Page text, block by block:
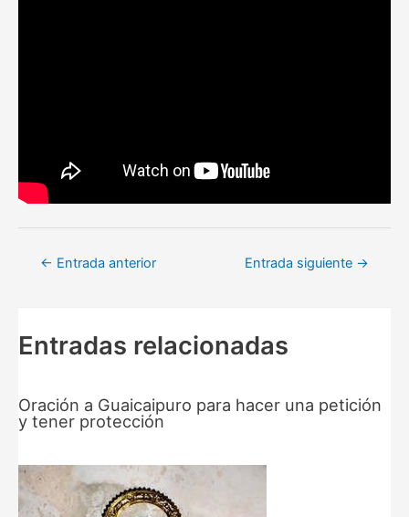
Navegación
← Entrada anterior Entrada siguiente →
Entradas relacionadas
Oración a Guaicaipuro para hacer una petición
y tener protección